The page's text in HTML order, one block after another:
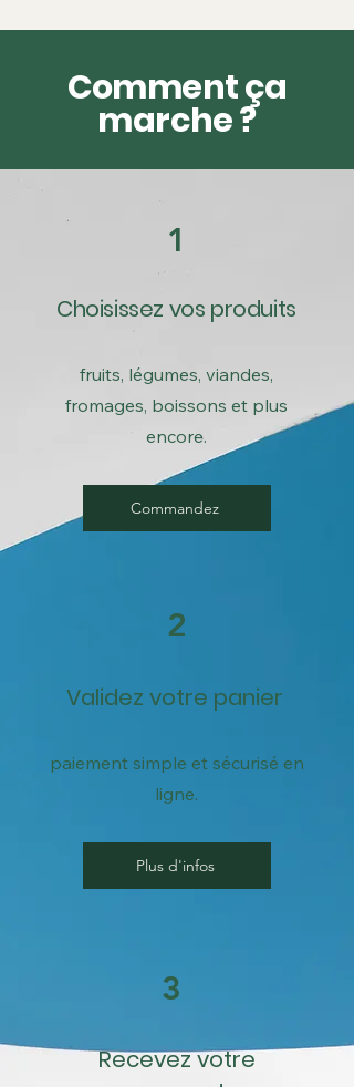
Comment ça
marche ?
1
Choisissez vos produits
fruits, légumes, viandes,
fromages, boissons et plus
encore.
Commandez
2
Validez votre panier
paiement simple et sécurisé en
ligne.
Plus d'infos
3
Recevez votre